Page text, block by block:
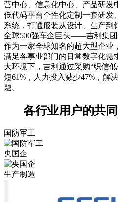
营中心、信息化中心、产品研发
低代码平台个性化定制一套研发
系统，打通服装从设计、生产到
全球500强车企巨头——吉利集团
作为一家全球知名的超大型企业
满足各事业部门的日常数字化需
大环境下，吉利通过采购“织信
短61%，人力投入减少47%，解
题。
各行业用户的共
国防军工
央国企
生产制造